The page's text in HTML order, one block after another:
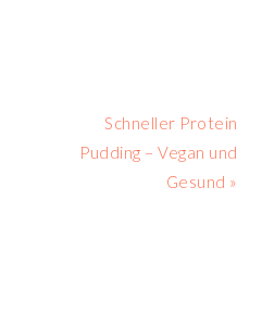
Nächster
Beitrag:
Schneller Protein
Pudding – Vegan und
Gesund »